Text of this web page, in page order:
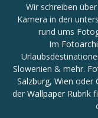
Wir schreiben
Kamera in den
rund ums
Im
Slowenien & mehr.
Salzburg, Wien oder
der WallpaperRubrik